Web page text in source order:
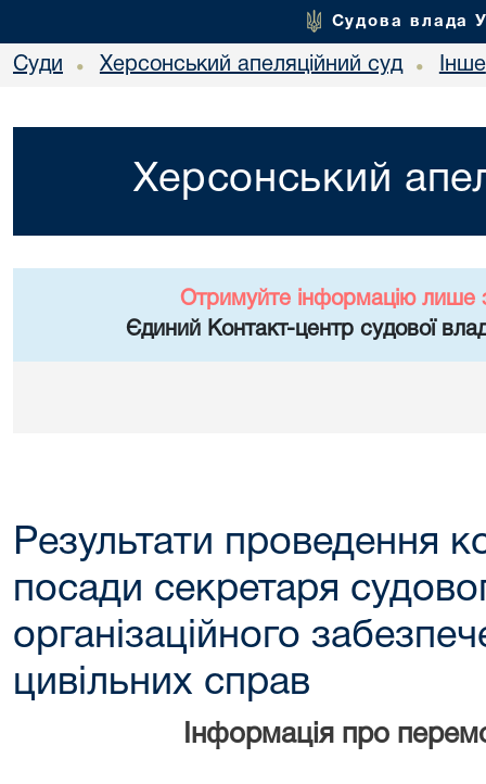
Судова влада
Суди • Херсонський апеляційний суд • Інше
Херсонський
Отримуйте інформацію лише
Єдиний Контакт-центр судової
Результати проведення
посади секретаря
організаційного
цивільних справ
Інформація про